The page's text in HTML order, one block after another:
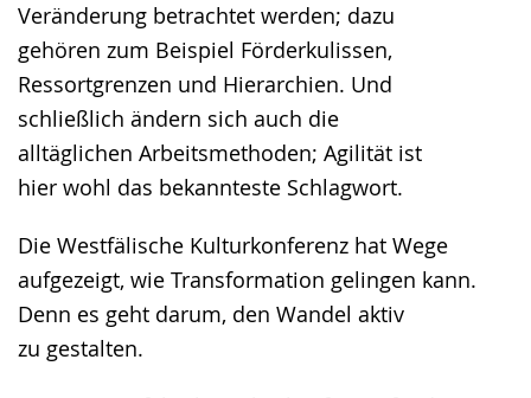
Veränderung betrachtet werden; dazu
gehören zum Beispiel Förderkulissen,
Ressortgrenzen und Hierarchien. Und
schließlich ändern sich auch die
alltäglichen Arbeitsmethoden; Agilität ist
hier wohl das bekannteste Schlagwort.
Die Westfälische Kulturkonferenz hat Wege
aufgezeigt, wie Transformation gelingen kann.
Denn es geht darum, den Wandel aktiv
zu gestalten.